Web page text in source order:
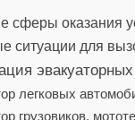
сферы оказания
ситуации для
эвакуаторных
легковых
грузовиков,